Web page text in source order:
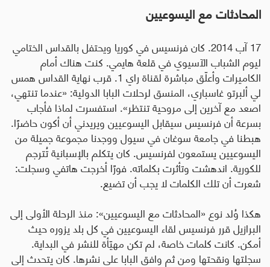
المحادثات مع اليسوعيين
17 آب 2014. كان فرنسيس في كوريا ويحتفل بالقداس الختامي
ليوم الشباب الآسيوي في قلعة هايمي. كنت هناك أمام
الكاميرات وأعلّق مباشرة لقناة راي 1. قرب نهاية القداس همس
لي ألبرتو غاسباري، المنسق لرحلات البابا الدولية: «عندما تنتهي،
اصعد مع آخرين إلى مروحية تنتظر». استفسرت لماذا فأجاب
بسرعة أن فرنسيس سيقابل اليسوعيين ويريدني أن أكون حاضرًا.
هبطنا في جامعة سوغان في سيول ووجدنا مجموعة جميلة من
اليسوعيين يستمعون لفرنسيس. كان يتكلم بالإسبانية تُترجم
للكورية. اندهشت وتأثرت بكلماته. فورًا أخرجت هاتفي وسجلت:
شعرت أن تلك الكلمات لا يجب أن تضيع.
هكذا وُلد نوع «المحادثات مع اليسوعيين»: منذ الرحلة الأولى إلى
البرازيل قرر فرنسيس لقاء اليسوعيين في كل بلد يزوره حيث
أمكن. كانت كلمات خاصة، لم تكن مهيّأة للنشر في البداية.
سجلتها ونقحتها ومن ثم وافق البابا على نشرها. كان يتحدث إلى